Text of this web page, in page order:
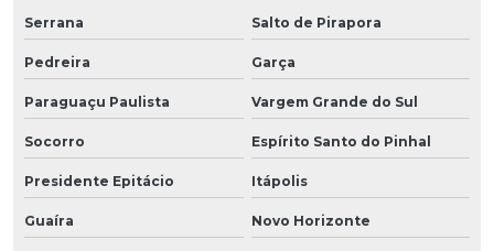
Serrana Salto de Pirapora
Pedreira Garça
Paraguaçu Paulista Vargem Grande do Sul
Socorro Espírito Santo do Pinhal
Presidente Epitácio Itápolis
Guaíra Novo Horizonte